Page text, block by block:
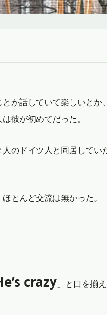
か話していて楽しいと
彼が初めてだった。
のドイツ人と同居してい
とんど交流は無かった。
crazy 」と口を揃